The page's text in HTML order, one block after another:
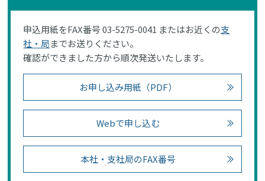
申込用紙をFAX番号 03-5275-0041 またはお近くの支
社・局までお送りください。
確認ができました方から順次発送いたします。
お申し込み用紙（PDF）
Webで申し込む
本社・支社局のFAX番号